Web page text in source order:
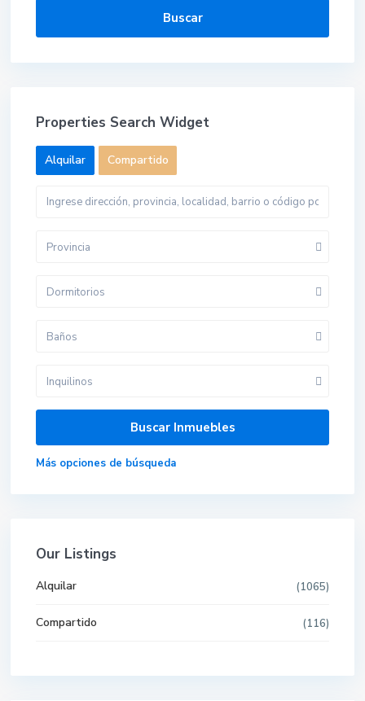
Buscar
Properties Search Widget
Alquilar Compartido
Provincia
Dormitorios
Baños
Inquilinos
Más opciones de búsqueda
Our Listings
Alquilar (1065)
Compartido (116)